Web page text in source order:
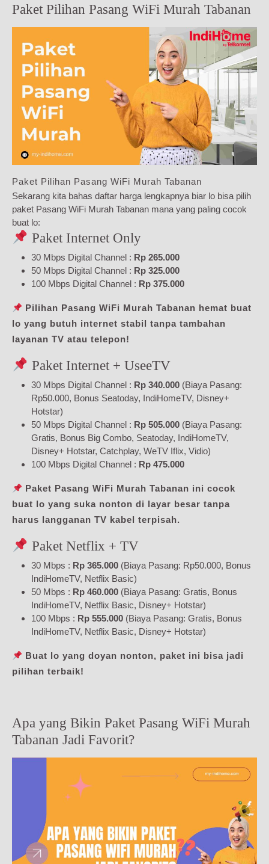
Paket Pilihan Pasang WiFi Murah Tabanan
Paket Pilihan Pasang WiFi Murah Tabanan
Sekarang kita bahas daftar harga lengkapnya biar lo bisa pilih
paket Pasang WiFi Murah Tabanan mana yang paling cocok
buat lo:
Paket Internet Only
30 Mbps Digital Channel : Rp 265.000
50 Mbps Digital Channel : Rp 325.000
100 Mbps Digital Channel : Rp 375.000
Pilihan Pasang WiFi Murah Tabanan hemat buat
lo yang butuh internet stabil tanpa tambahan
layanan TV atau telepon!
Paket Internet + UseeTV
30 Mbps Digital Channel : Rp 340.000 (Biaya Pasang:
Rp50.000, Bonus Seatoday, IndiHomeTV, Disney+
Hotstar)
50 Mbps Digital Channel : Rp 505.000 (Biaya Pasang:
Gratis, Bonus Big Combo, Seatoday, IndiHomeTV,
Disney+ Hotstar, Catchplay, WeTV Iflix, Vidio)
100 Mbps Digital Channel : Rp 475.000
Paket Pasang WiFi Murah Tabanan ini cocok
buat lo yang suka nonton di layar besar tanpa
harus langganan TV kabel terpisah.
Paket Netflix + TV
30 Mbps : Rp 365.000 (Biaya Pasang: Rp50.000, Bonus
IndiHomeTV, Netflix Basic)
50 Mbps : Rp 460.000 (Biaya Pasang: Gratis, Bonus
IndiHomeTV, Netflix Basic, Disney+ Hotstar)
100 Mbps : Rp 555.000 (Biaya Pasang: Gratis, Bonus
IndiHomeTV, Netflix Basic, Disney+ Hotstar)
Buat lo yang doyan nonton, paket ini bisa jadi
pilihan terbaik!
Apa yang Bikin Paket Pasang WiFi Murah
Tabanan Jadi Favorit?